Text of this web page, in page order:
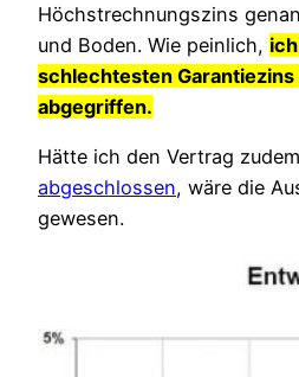
Höchstrechnungszins
und Boden. Wie peinlich,
schlechtesten Garantiezins
abgegriffen.
Hätte ich den Vertrag zudem
abgeschlossen, wäre die
gewesen.